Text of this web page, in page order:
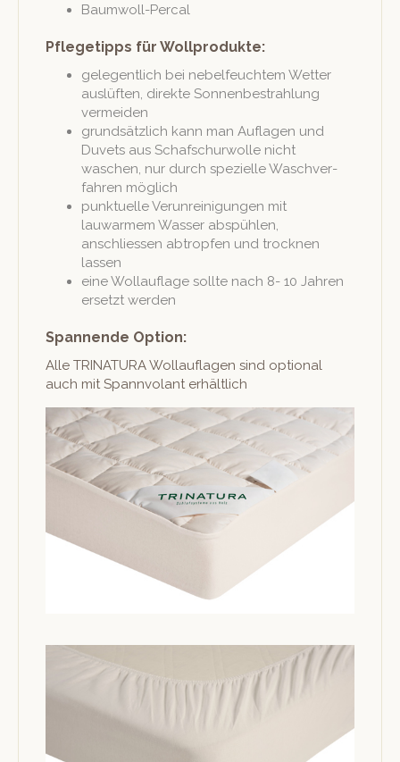
Baum­woll-Per­cal
Pflegetipps für Wollprodukte:
gele­gentlich bei nebelfeuchtem Wet­ter
aus­lüften, direk­te Son­nenbe­strahlung
vermeiden
grund­sät­zlich kann man Aufla­gen und
Duvets aus Schaf­schur­wolle nicht
waschen, nur durch spezielle Waschver­
fahren möglich
punk­tuelle Verun­reini­gun­gen mit
lauwarmem Wass­er abspühlen,
anschliessen abtropfen und trock­nen
lassen
eine Wol­lau­flage sollte nach 8- 10 Jahren
erset­zt werden
Spannende Option:
Alle TRINATURA Wol­lau­fla­gen sind option­al
auch mit Span­nvolant erhältlich